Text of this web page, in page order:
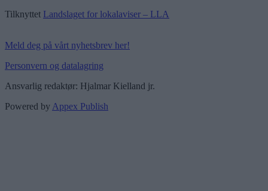
Tilknyttet Landslaget for lokalaviser – LLA
Meld deg på vårt nyhetsbrev her!
Personvern og datalagring
Ansvarlig redaktør: Hjalmar Kielland jr.
Powered by Appex Publish